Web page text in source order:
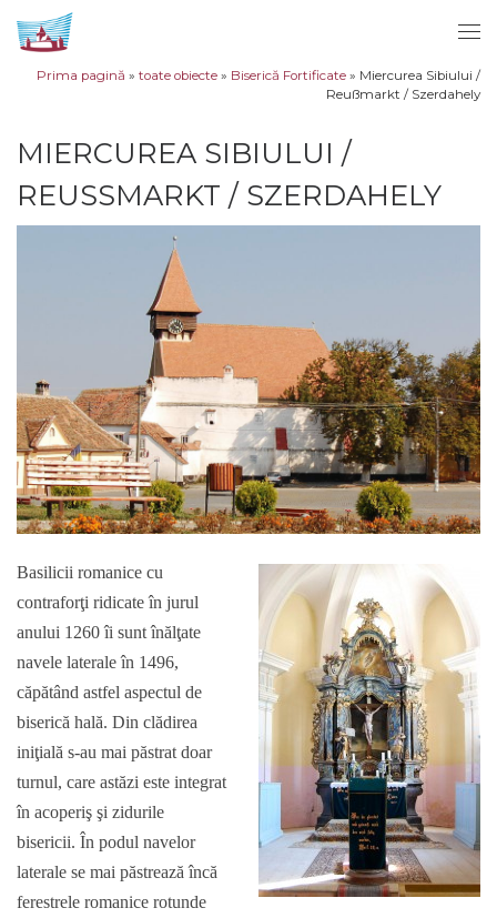
Sari la conținut
Prima pagină » toate obiecte » Biserică Fortificate » Miercurea Sibiului /
Reußmarkt / Szerdahely
MIERCUREA SIBIULUI /
REUSSMARKT / SZERDAHELY
Basilicii romanice cu
contraforţi ridicate în jurul
anului 1260 îi sunt înălţate
navele laterale în 1496,
căpătând astfel aspectul de
biserică hală. Din clădirea
iniţială s-au mai păstrat doar
turnul, care astăzi este integrat
în acoperiş şi zidurile
bisericii. În podul navelor
laterale se mai păstrează încă
ferestrele romanice rotunde